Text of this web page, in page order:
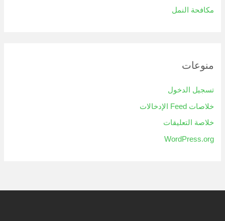
مكافحة النمل
منوعات
تسجيل الدخول
خلاصات Feed الإدخالات
خلاصة التعليقات
WordPress.org